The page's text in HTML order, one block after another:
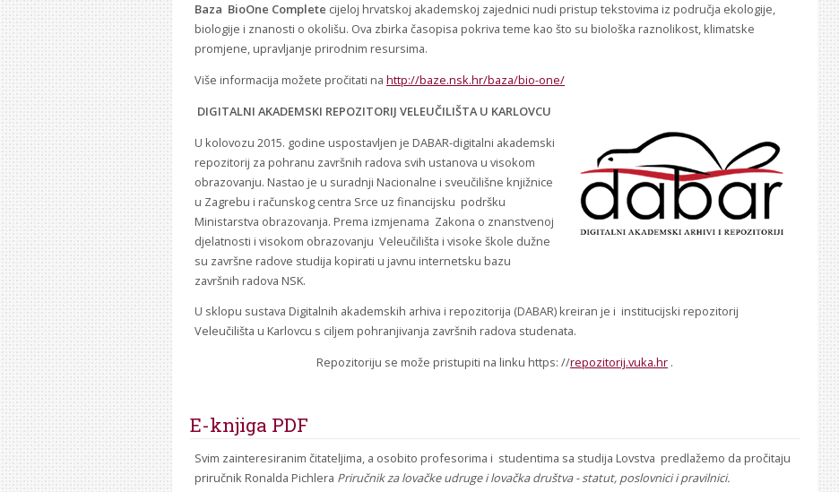
Baza BioOne Complete cijeloj hrvatskoj akademskoj zajednici nudi pristup tekstovima iz područja ekologije,
biologije i znanosti o okolišu. Ova zbirka časopisa pokriva teme kao što su biološka raznolikost, klimatske
promjene, upravljanje prirodnim resursima.
Više informacija možete pročitati na http://baze.nsk.hr/baza/bio-one/
DIGITALNI AKADEMSKI REPOZITORIJ VELEUČILIŠTA U KARLOVCU
U kolovozu 2015. godine uspostavljen je DABAR-digitalni akademski
repozitorij za pohranu završnih radova svih ustanova u visokom
obrazovanju. Nastao je u suradnji Nacionalne i sveučilišne knjižnice
u Zagrebu i računskog centra Srce uz financijsku podršku
Ministarstva obrazovanja. Prema izmjenama Zakona o znanstvenoj
djelatnosti i visokom obrazovanju Veleučilišta i visoke škole dužne
su završne radove studija kopirati u javnu internetsku bazu
završnih radova NSK.
U sklopu sustava Digitalnih akademskih arhiva i repozitorija (DABAR) kreiran je i institucijski repozitorij
Veleučilišta u Karlovcu s ciljem pohranjivanja završnih radova studenata.
Repozitoriju se može pristupiti na linku https: //repozitorij.vuka.hr .
E-knjiga PDF
Svim zainteresiranim čitateljima, a osobito profesorima i studentima sa studija Lovstva predlažemo da pročitaju
priručnik Ronalda Pichlera Priručnik za lovačke udruge i lovačka društva - statut, poslovnici i pravilnici.